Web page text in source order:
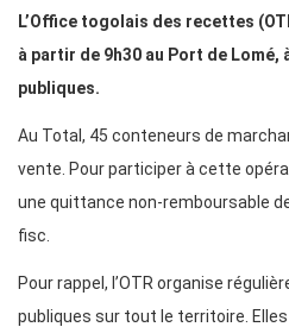
L’Office togolais des recettes
à partir de 9h30 au Port de Lomé,
publiques.
Au Total, 45 conteneurs de
vente. Pour participer à cette
une quittance non-remboursable
fisc.
Pour rappel, l’OTR organise
publiques sur tout le territoire.